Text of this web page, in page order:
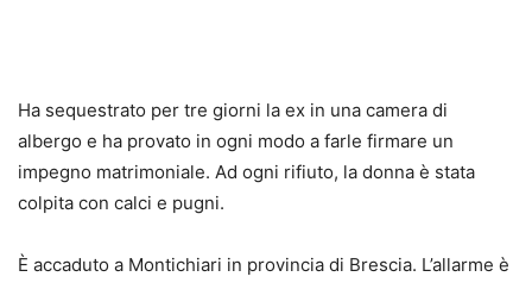
Ha sequestrato per tre giorni la ex in una camera di
albergo e ha provato in ogni modo a farle firmare un
impegno matrimoniale. Ad ogni rifiuto, la donna è stata
colpita con calci e pugni.
È accaduto a Montichiari in provincia di Brescia. L’allarme è